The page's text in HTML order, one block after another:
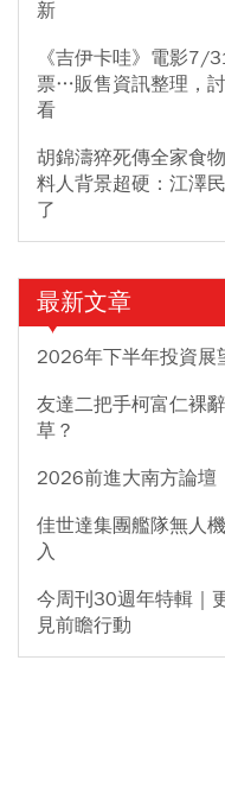
新
《吉伊卡哇》電影7/
票…販售資訊整理，
看
胡錦濤猝死傳全家食
料人背景超硬：江澤
了
最新文章
2026年下半年投資展
友達二把手柯富仁裸
草？
2026前進大南方論壇
佳世達集團艦隊無人
入
今周刊30週年特輯｜
見前瞻行動